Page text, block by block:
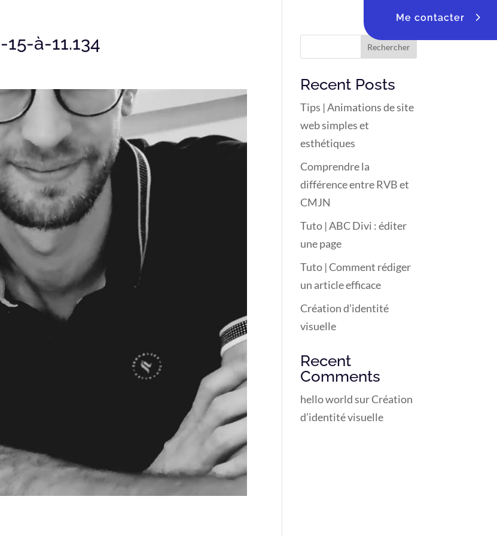
Me contacter
à-11.134 Rechercher
Recent Posts
Tips | Animations de site
web simples et
esthétiques
Comprendre la
différence entre RVB et
CMJN
Tuto | ABC Divi : éditer
une page
Tuto | Comment rédiger
un article efficace
Création d’identité
visuelle
Recent
Comments
hello worldsurCréation
d’identité visuelle